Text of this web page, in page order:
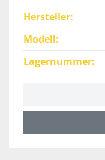
Hersteller
Modell
Lagernummer